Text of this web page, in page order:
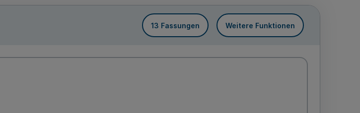
13 Fassungen Weitere Funktionen